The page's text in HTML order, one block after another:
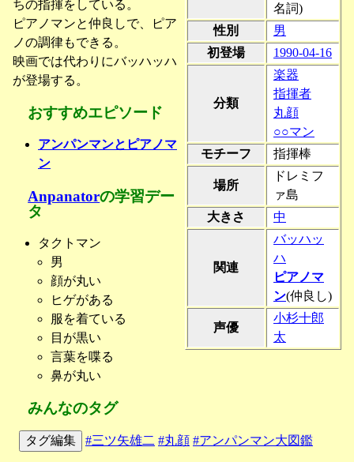
名詞)
性別
男
初登場
1990-04-16
分類
楽器
指揮者
丸顔
○○マン
モチーフ
指揮棒
場所
ドレミフ
ァ島
大きさ
中
関連
バッハッ
ハ
ピアノマ
ン(仲良し)
声優
小杉十郎
太
ちの指揮をしている。
ピアノマンと仲良しで、ピア
ノの調律もできる。
映画では代わりにバッハッハ
が登場する。
おすすめエピソード
アンパンマンとピアノマ
ン
Anpanatorの学習デー
タ
タクトマン
男
顔が丸い
ヒゲがある
服を着ている
目が黒い
言葉を喋る
鼻が丸い
みんなのタグ
タグ編集 #三ツ矢雄二 #丸顔 #アンパンマン大図鑑